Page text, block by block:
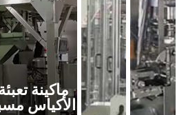
ماكينة
الأكياس